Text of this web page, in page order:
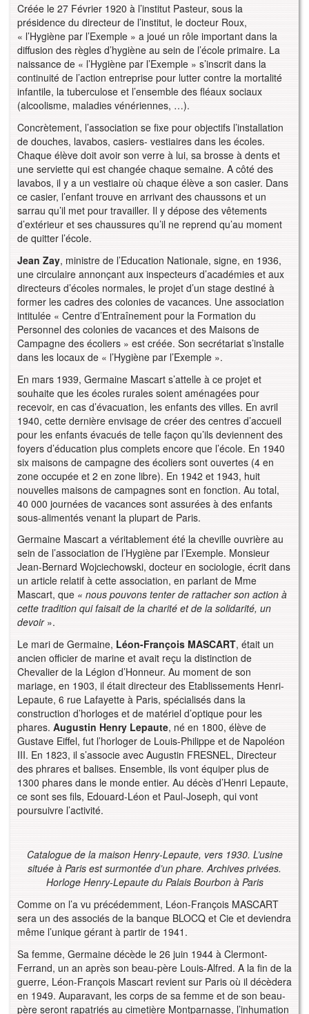
Créée le 27 Février 1920 à l’institut Pasteur, sous la
présidence du directeur de l’institut, le docteur Roux,
« l’Hygiène par l’Exemple » a joué un rôle important dans la
diffusion des règles d’hygiène au sein de l’école primaire. La
naissance de « l’Hygiène par l’Exemple » s’inscrit dans la
continuité de l’action entreprise pour lutter contre la mortalité
infantile, la tuberculose et l’ensemble des fléaux sociaux
(alcoolisme, maladies vénériennes, …).
Concrètement, l’association se fixe pour objectifs l’installation
de douches, lavabos, casiers- vestiaires dans les écoles.
Chaque élève doit avoir son verre à lui, sa brosse à dents et
une serviette qui est changée chaque semaine. A côté des
lavabos, il y a un vestiaire où chaque élève a son casier. Dans
ce casier, l’enfant trouve en arrivant des chaussons et un
sarrau qu’il met pour travailler. Il y dépose des vêtements
d’extérieur et ses chaussures qu’il ne reprend qu’au moment
de quitter l’école.
Jean Zay, ministre de l’Education Nationale, signe, en 1936,
une circulaire annonçant aux inspecteurs d’académies et aux
directeurs d’écoles normales, le projet d’un stage destiné à
former les cadres des colonies de vacances. Une association
intitulée « Centre d’Entraînement pour la Formation du
Personnel des colonies de vacances et des Maisons de
Campagne des écoliers » est créée. Son secrétariat s’installe
dans les locaux de « l’Hygiène par l’Exemple ».
En mars 1939, Germaine Mascart s’attelle à ce projet et
souhaite que les écoles rurales soient aménagées pour
recevoir, en cas d’évacuation, les enfants des villes. En avril
1940, cette dernière envisage de créer des centres d’accueil
pour les enfants évacués de telle façon qu’ils deviennent des
foyers d’éducation plus complets encore que l’école. En 1940
six maisons de campagne des écoliers sont ouvertes (4 en
zone occupée et 2 en zone libre). En 1942 et 1943, huit
nouvelles maisons de campagnes sont en fonction. Au total,
40 000 journées de vacances sont assurées à des enfants
sous-alimentés venant la plupart de Paris.
Germaine Mascart a véritablement été la cheville ouvrière au
sein de l’association de l’Hygiène par l’Exemple. Monsieur
Jean-Bernard Wojciechowski, docteur en sociologie, écrit dans
un article relatif à cette association, en parlant de Mme
Mascart, que « nous pouvons tenter de rattacher son action à
cette tradition qui faisait de la charité et de la solidarité, un
devoir».
Le mari de Germaine, Léon-François MASCART, était un
ancien officier de marine et avait reçu la distinction de
Chevalier de la Légion d’Honneur. Au moment de son
mariage, en 1903, il était directeur des Etablissements Henri-
Lepaute, 6 rue Lafayette à Paris, spécialisés dans la
construction d’horloges et de matériel d’optique pour les
phares. Augustin Henry Lepaute, né en 1800, élève de
Gustave Eiffel, fut l’horloger de Louis-Philippe et de Napoléon
III. En 1823, il s’associe avec Augustin FRESNEL, Directeur
des phrares et balises. Ensemble, ils vont équiper plus de
1300 phares dans le monde entier. Au décès d’Henri Lepaute,
ce sont ses fils, Edouard-Léon et Paul-Joseph, qui vont
poursuivre l’activité.
Catalogue de la maison Henry-Lepaute, vers 1930. L’usine
située à Paris est surmontée d’un phare. Archives privées.
Horloge Henry-Lepaute du Palais Bourbon à Paris
Comme on l’a vu précédemment, Léon-François MASCART
sera un des associés de la banque BLOCQ et Cie et deviendra
même l’unique gérant à partir de 1941.
Sa femme, Germaine décède le 26 juin 1944 à Clermont-
Ferrand, un an après son beau-père Louis-Alfred. A la fin de la
guerre, Léon-François Mascart revient sur Paris où il décèdera
en 1949. Auparavant, les corps de sa femme et de son beau-
père seront rapatriés au cimetière Montparnasse, l’inhumation